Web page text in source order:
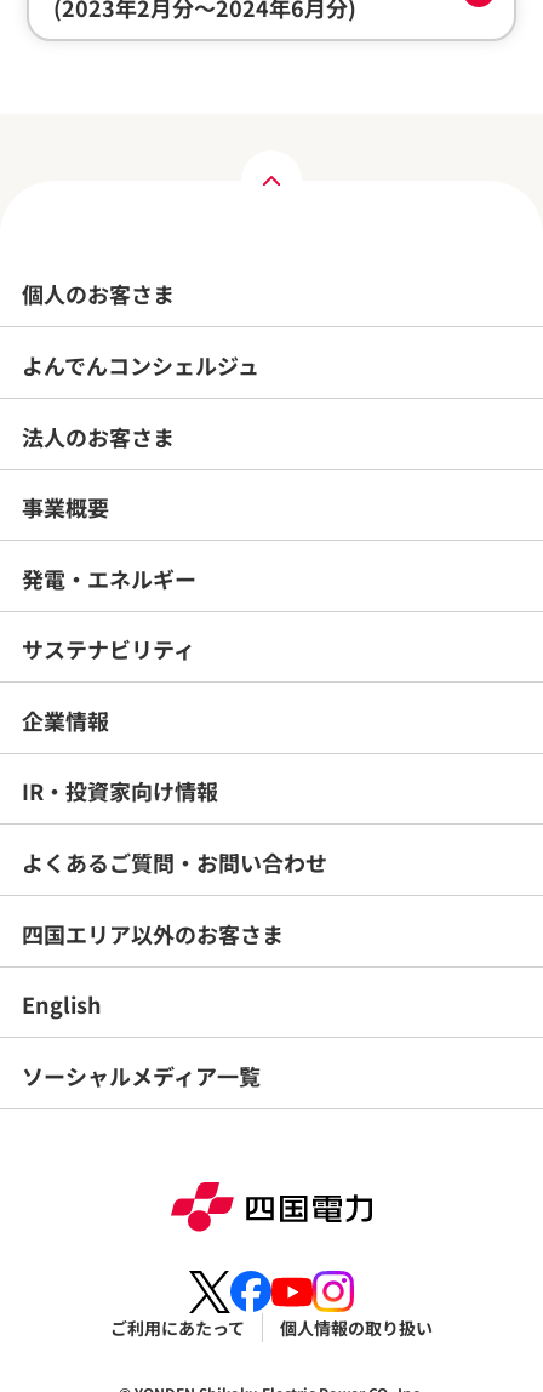
(2023年2月分～2024年6月分)
個人のお客さま
よんでんコンシェルジュ
法人のお客さま
事業概要
発電・エネルギー
サステナビリティ
企業情報
IR・投資家向け情報
よくあるご質問・ お問い合わせ
四国エリア以外のお客さま
English
ソーシャルメディア一覧
ご利用にあたって 個人情報の取り扱い